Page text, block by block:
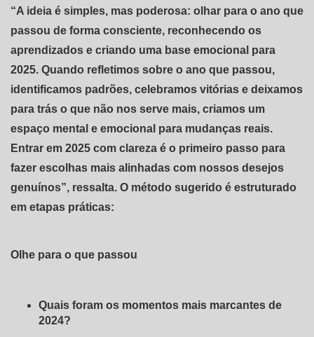
“A ideia é simples, mas poderosa: olhar para o ano que
passou de forma consciente, reconhecendo os
aprendizados e criando uma base emocional para
2025. Quando refletimos sobre o ano que passou,
identificamos padrões, celebramos vitórias e deixamos
para trás o que não nos serve mais, criamos um
espaço mental e emocional para mudanças reais.
Entrar em 2025 com clareza é o primeiro passo para
fazer escolhas mais alinhadas com nossos desejos
genuínos”, ressalta. O método sugerido é estruturado
em etapas práticas:
Olhe para o que passou
Quais foram os momentos mais marcantes de
2024?